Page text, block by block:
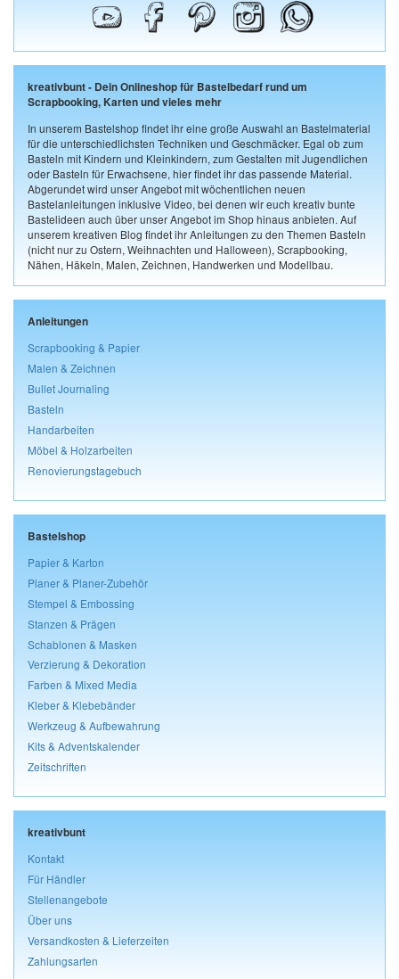
kreativbunt - Dein Onlineshop für Bastelbedarf rund um
Scrapbooking, Karten und vieles mehr
In unserem Bastelshop findet ihr eine große Auswahl an Bastelmaterial
für die unterschiedlichsten Techniken und Geschmäcker. Egal ob zum
Basteln mit Kindern und Kleinkindern, zum Gestalten mit Jugendlichen
oder Basteln für Erwachsene, hier findet ihr das passende Material.
Abgerundet wird unser Angebot mit wöchentlichen neuen
Bastelanleitungen inklusive Video, bei denen wir euch kreativ bunte
Bastelideen auch über unser Angebot im Shop hinaus anbieten. Auf
unserem kreativen Blog findet ihr Anleitungen zu den Themen Basteln
(nicht nur zu Ostern, Weihnachten und Halloween), Scrapbooking,
Nähen, Häkeln, Malen, Zeichnen, Handwerken und Modellbau.
Anleitungen
Scrapbooking & Papier
Malen & Zeichnen
Bullet Journaling
Basteln
Handarbeiten
Möbel & Holzarbeiten
Renovierungstagebuch
Bastelshop
Papier & Karton
Planer & Planer-Zubehör
Stempel & Embossing
Stanzen & Prägen
Schablonen & Masken
Verzierung & Dekoration
Farben & Mixed Media
Kleber & Klebebänder
Werkzeug & Aufbewahrung
Kits & Adventskalender
Zeitschriften
kreativbunt
Kontakt
Für Händler
Stellenangebote
Über uns
Versandkosten & Lieferzeiten
Zahlungsarten